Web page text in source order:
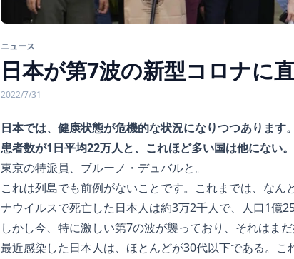
ニュース
日本が第7波の新型コロナに
2022/7/31
日本では、健康状態が危機的な状況になりつつありま
患者数が1日平均22万人と、これほど多い国は他にない。
東京の特派員、ブルーノ・デュバルと。
これは列島でも前例がないことです。これまでは、な
ナウイルスで死亡した日本人は約3万2千人で、人口1億
しかし今、特に激しい第7の波が襲っており、それはま
最近感染した日本人は、ほとんどが30代以下である。